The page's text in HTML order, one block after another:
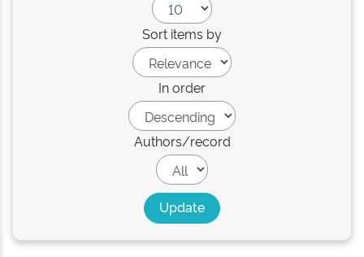
Sort items by
In order
Authors/record